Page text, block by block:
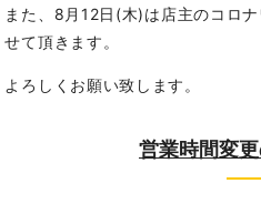
また、8月12日(木)は店主のコロ
せて頂きます。
よろしくお願い致します。
営業時間変